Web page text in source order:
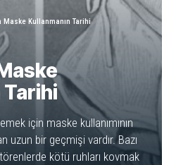
Maske Kullanmanın Tarihi
Tarihi
için maske kullanımının
uzun bir geçmişi vardır. Bazı
kötü ruhları kovmak